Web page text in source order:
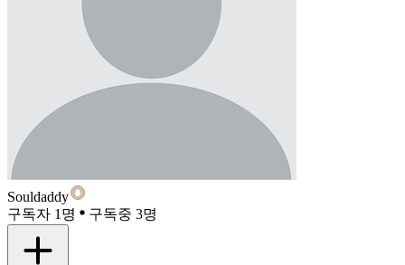
Souldaddy
구독자 1명
구독중 3명